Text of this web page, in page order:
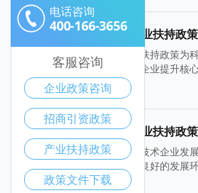
文昌市高新技术企业扶持政
文昌市高新技术企业扶持政策为
质的创新环境，帮助企业提升核
2025-11-10
文昌市高新技术企业扶持政
文昌市积极推动高新技术企业发
引进等，为企业营造良好的发展
2025-11-05
电话咨询
400-166-3656
客服咨询
企业政策咨询
招商引资政策
产业扶持政策
政策文件下载